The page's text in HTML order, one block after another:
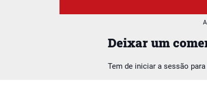
Deixar um
Tem de iniciar a sessão